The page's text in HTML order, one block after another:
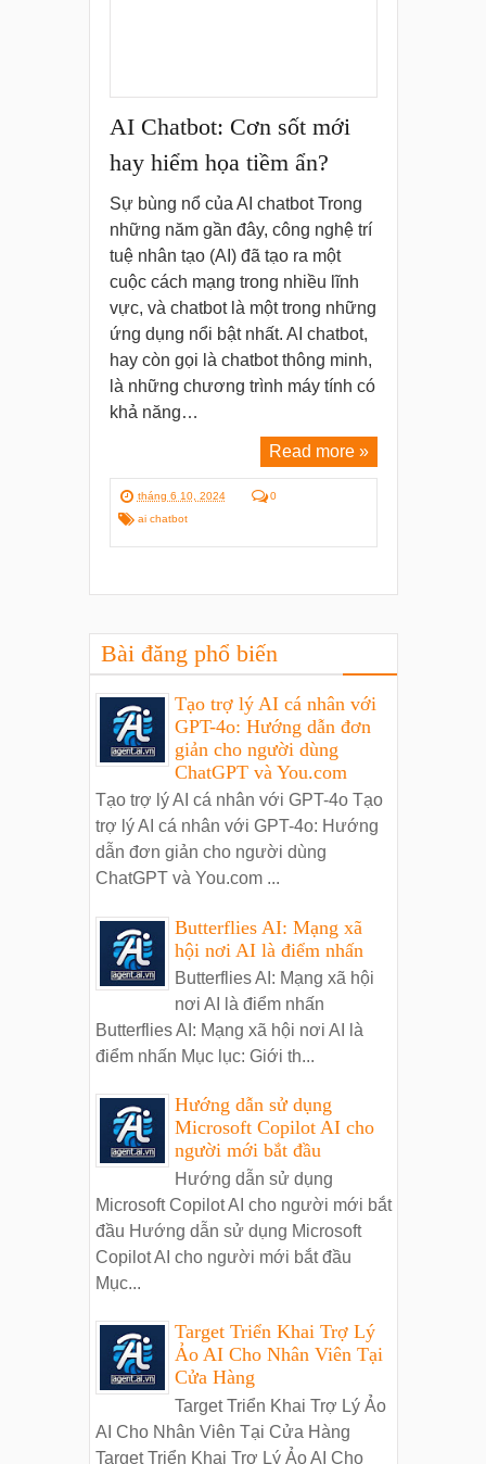
AI Chatbot: Cơn sốt mới
hay hiểm họa tiềm ẩn?
Sự bùng nổ của AI chatbot Trong
những năm gần đây, công nghệ trí
tuệ nhân tạo (AI) đã tạo ra một
cuộc cách mạng trong nhiều lĩnh
vực, và chatbot là một trong những
ứng dụng nổi bật nhất. AI chatbot,
hay còn gọi là chatbot thông minh,
là những chương trình máy tính có
khả năng…
Read more »
tháng 6 10, 2024
0
ai chatbot
Bài đăng phổ biến
Tạo trợ lý AI cá nhân với
GPT-4o: Hướng dẫn đơn
giản cho người dùng
ChatGPT và You.com
Tạo trợ lý AI cá nhân với GPT-4o Tạo
trợ lý AI cá nhân với GPT-4o: Hướng
dẫn đơn giản cho người dùng
ChatGPT và You.com ...
Butterflies AI: Mạng xã
hội nơi AI là điểm nhấn
Butterflies AI: Mạng xã hội
nơi AI là điểm nhấn
Butterflies AI: Mạng xã hội nơi AI là
điểm nhấn Mục lục: Giới th...
Hướng dẫn sử dụng
Microsoft Copilot AI cho
người mới bắt đầu
Hướng dẫn sử dụng
Microsoft Copilot AI cho người mới bắt
đầu Hướng dẫn sử dụng Microsoft
Copilot AI cho người mới bắt đầu
Mục...
Target Triển Khai Trợ Lý
Ảo AI Cho Nhân Viên Tại
Cửa Hàng
Target Triển Khai Trợ Lý Ảo
AI Cho Nhân Viên Tại Cửa Hàng
Target Triển Khai Trợ Lý Ảo AI Cho